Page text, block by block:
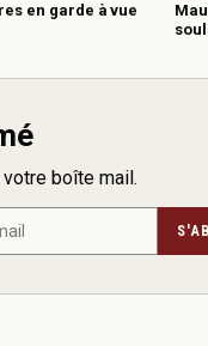
en garde à vue
boîte mail.